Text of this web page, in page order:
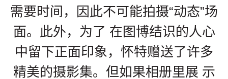
需要时间，因此不可能拍摄“动态”场
面。此外，为了 在图博结识的人心
中留下正面印象，怀特赠送了许多
精美的摄影集。但如果相册里展 示